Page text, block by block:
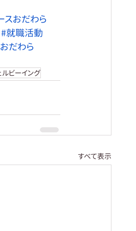
スおだわら
#就職活動
だわら
ルビーイング
すべて表示